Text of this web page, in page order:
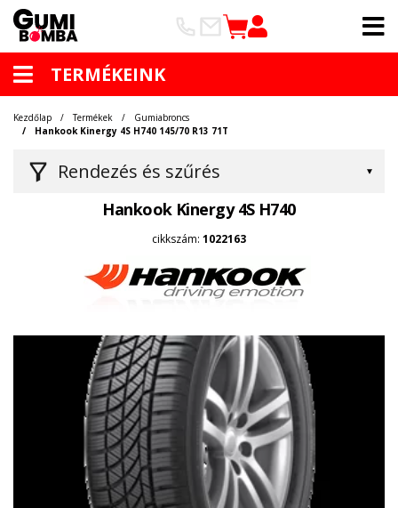
TERMÉKEINK
Rendezés és szűrés
Kezdőlap Termékek
Gumiabroncs
Hankook Kinergy 4S H740 145/70 R13 71T
Hankook Kinergy 4S H740
cikkszám: 1022163